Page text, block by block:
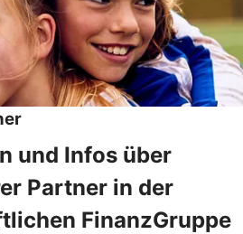
und Infos über
Partner in der
FinanzGruppe